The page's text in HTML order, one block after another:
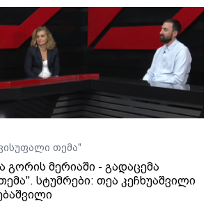
თემა"
გორის მერიაში - გადაცემა
სტუმრები: თეა კეჩხუაშვილი